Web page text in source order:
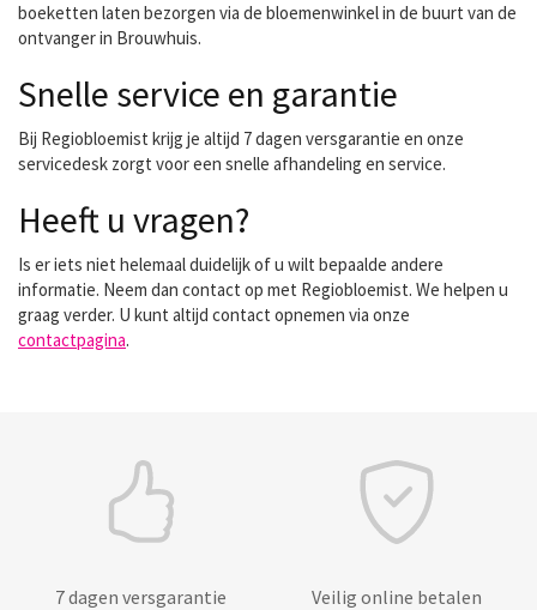
boeketten laten bezorgen via de bloemenwinkel in de buurt van de
ontvanger in Brouwhuis.
Snelle service en garantie
Bij Regiobloemist krijg je altijd 7 dagen versgarantie en onze
servicedesk zorgt voor een snelle afhandeling en service.
Heeft u vragen?
Is er iets niet helemaal duidelijk of u wilt bepaalde andere
informatie. Neem dan contact op met Regiobloemist. We helpen u
graag verder. U kunt altijd contact opnemen via onze
contactpagina.
7 dagen versgarantie Veilig online betalen